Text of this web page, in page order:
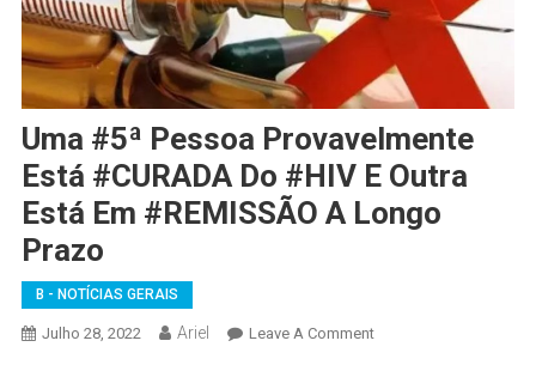
Uma #5ª Pessoa Provavelmente
Está #CURADA Do #HIV E Outra
Está Em #REMISSÃO A Longo
Prazo
B - NOTÍCIAS GERAIS
Julho 28, 2022 Ariel Leave A CommentOn